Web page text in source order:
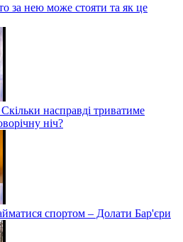
за нею може стояти та як це
насправді триватиме
ніч?
спортом – Долати Бар'єри